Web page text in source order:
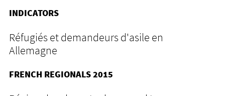
INDICATORS
Réfugiés et demandeurs d'asile en
Allemagne
FRENCH REGIONALS 2015